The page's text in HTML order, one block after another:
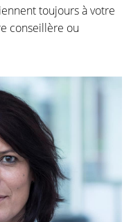
toujours à votre
conseillère ou